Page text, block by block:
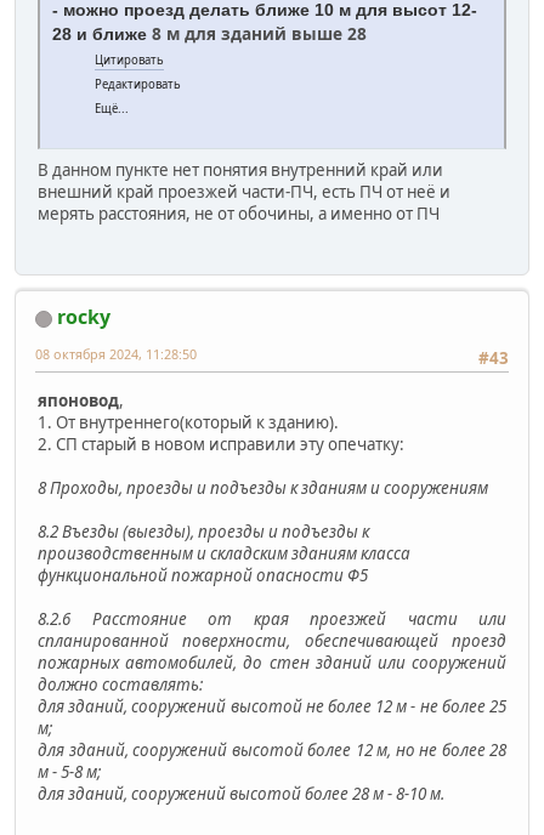
- можно проезд делать ближе 10 м для высот 12-
28 и ближе 8 м для зданий выше 28
Цитировать
Редактировать
Ещё...
В данном пункте нет понятия внутренний край или
внешний край проезжей части-ПЧ, есть ПЧ от неё и
мерять расстояния, не от обочины, а именно от ПЧ
rocky
#43
08 октября 2024, 11:28:50
японовод,
1. От внутреннего(который к зданию).
2. СП старый в новом исправили эту опечатку:
8 Проходы, проезды и подъезды к зданиям и сооружениям
8.2 Въезды (выезды), проезды и подъезды к
производственным и складским зданиям класса
функциональной пожарной опасности Ф5
8.2.6 Расстояние от края проезжей части или
спланированной поверхности, обеспечивающей проезд
пожарных автомобилей, до стен зданий или сооружений
должно составлять:
для зданий, сооружений высотой не более 12 м - не более 25
м;
для зданий, сооружений высотой более 12 м, но не более 28
м - 5-8 м;
для зданий, сооружений высотой более 28 м - 8-10 м.